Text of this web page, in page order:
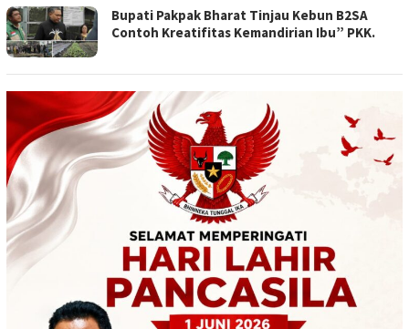
Bupati Pakpak Bharat Tinjau Kebun B2SA
Contoh Kreatifitas Kemandirian Ibu” PKK.